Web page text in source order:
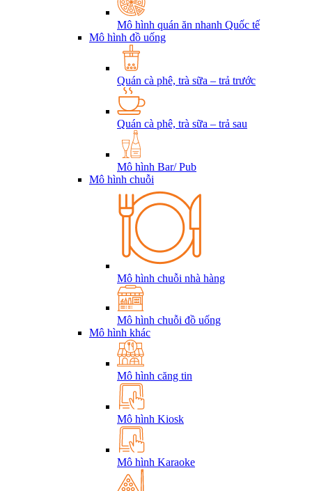
Mô hình quán ăn nhanh Quốc tế
Mô hình đồ uống
Quán cà phê, trà sữa – trả trước
Quán cà phê, trà sữa – trả sau
Mô hình Bar/ Pub
Mô hình chuỗi
Mô hình chuỗi nhà hàng
Mô hình chuỗi đồ uống
Mô hình khác
Mô hình căng tin
Mô hình Kiosk
Mô hình Karaoke